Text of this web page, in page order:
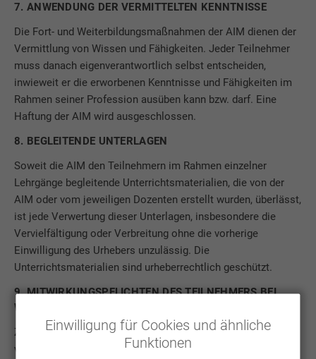
Einwilligung für Cookies und ähnliche
Funktionen
7. ANWENDUNG DER VERMITTELTEN KENNTNISSE
Die Fort- und Weiterbildungsmaßnahmen der AIM dienen der
Vermittlung von Wissen und Fähigkeiten. Jeder Teilnehmer
muss danach eigenverantwortlich selbst entscheiden,
inwieweit er die erworbenen Kenntnisse und Fähigkeiten im
Rahmen seiner Profession ausüben kann bzw. darf. Eine
Haftung der AIM wird ausgeschlossen.
8. BEGLEITENDE UNTERLAGEN
Soweit die AIM den Teilnehmern im Rahmen einzelner
Lehrgänge begleitende Unterrichtsmaterialien, die von der
AIM oder vom jeweiligen Dozenten erstellt wurden, überlässt,
ist jede Verwertung dieser Unterlagen, insbesondere die
Vervielfältigung oder Verbreitung ohne die vorherige
Einwilligung des Urhebers unzulässig. Die
Unterrichtsmaterialien sind urheberrechtlich geschützt.
9. MITWIRKUNGSPFLICHTEN DES TEILNEHMERS BEI
WEBINAREN
Zur Teilnahme muss der Teilnehmer die von der AIM
vorausgesetzten technischen Bedingungen erfüllen (z. B.